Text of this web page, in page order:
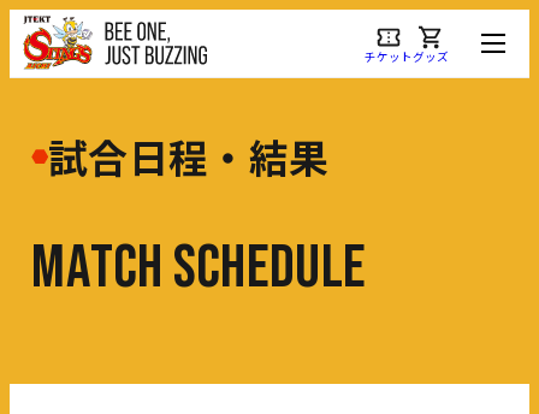
チケットグッズ
試合日程・結果
MATCHSCHEDULE